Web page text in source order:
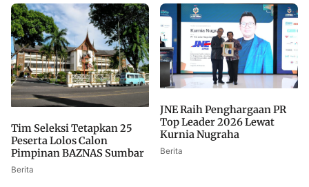
Tim Seleksi Tetapkan 25
Peserta Lolos Calon
Pimpinan BAZNAS Sumbar
Berita
JNE Raih Penghargaan PR
Top Leader 2026 Lewat
Kurnia Nugraha
Berita